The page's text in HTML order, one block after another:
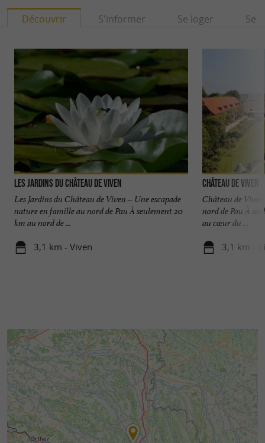
Découvrir S'informer Se loger Se
Les Jardins du Château de Viven
Les Jardins du Château de Viven – Une escapade
nature en famille au nord de Pau À seulement 20
km au nord de ...
3,1 km - Viven
Château de Viven
Château de
nord de Pau À
au cœur du ...
3,1 km -